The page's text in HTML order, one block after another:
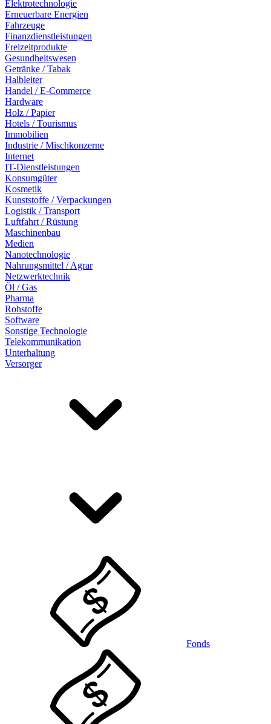
Elektrotechnologie
Erneuerbare Energien
Fahrzeuge
Finanzdienstleistungen
Freizeitprodukte
Gesundheitswesen
Getränke / Tabak
Halbleiter
Handel / E-Commerce
Hardware
Holz / Papier
Hotels / Tourismus
Immobilien
Industrie / Mischkonzerne
Internet
IT-Dienstleistungen
Konsumgüter
Kosmetik
Kunststoffe / Verpackungen
Logistik / Transport
Luftfahrt / Rüstung
Maschinenbau
Medien
Nanotechnologie
Nahrungsmittel / Agrar
Netzwerktechnik
Öl / Gas
Pharma
Rohstoffe
Software
Sonstige Technologie
Telekommunikation
Unterhaltung
Versorger
Fonds